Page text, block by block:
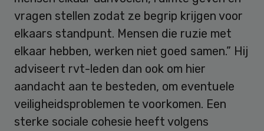
vragen stellen zodat ze begrip krijgen voor
elkaars standpunt. Mensen die ruzie met
elkaar hebben, werken niet goed samen.” Hij
adviseert rvt-leden dan ook om hier
aandacht aan te besteden, om eventuele
veiligheidsproblemen te voorkomen. Een
sterke sociale cohesie heeft volgens